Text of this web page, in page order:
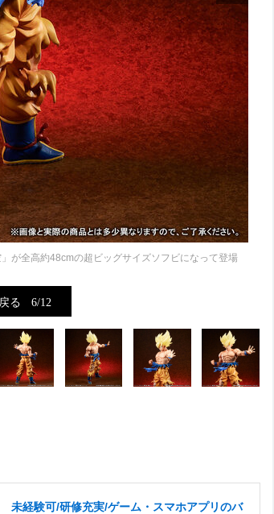
が全高約48cmの超ビッグサイズソフビになって登場
る 6/12
未経験可/研修充実/ゲーム・スマホアプリのバ